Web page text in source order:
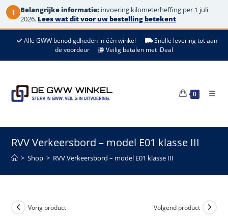
i Belangrijke informatie: invoering kilometerheffing per 1 juli
2026. Lees wat dit voor uw bestelling betekent
de
Alle GWW benodigdheden in één winkel
Snelle levering tot aan
de voordeur
Veilig betalen met iDeal
0
RVV Verkeersbord – model E01 klasse III
> Shop > RVV Verkeersbord – model E01 klasse III
Vorig product Volgend product